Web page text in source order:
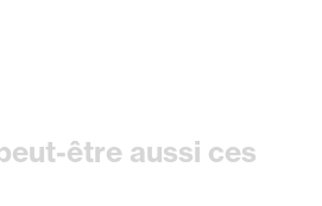
être aussi ces